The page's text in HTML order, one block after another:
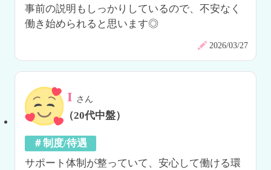
事前の説明もしっかりしているので、不安なく
働き始められると思います◎
2026/03/27
I さん
（20代中盤）
＃制度/待遇
サポート体制が整っていて、安心して働ける環